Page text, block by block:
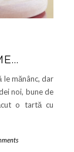
le mănânc, dar
noi, bune de
o tartă cu